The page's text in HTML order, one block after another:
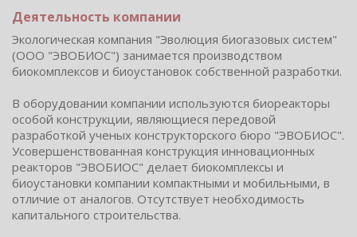
Деятельность компании
Экологическая компания "Эволюция биогазовых систем"
(ООО "ЭВОБИОС") занимается производством
биокомплексов и биоустановок собственной разработки.
В оборудовании компании используются биореакторы
особой конструкции, являющиеся передовой
разработкой ученых конструкторского бюро "ЭВОБИОС".
Усовершенствованная конструкция инновационных
реакторов "ЭВОБИОС" делает биокомплексы и
биоустановки компании компактными и мобильными, в
отличие от аналогов. Отсутствует необходимость
капитального строительства.